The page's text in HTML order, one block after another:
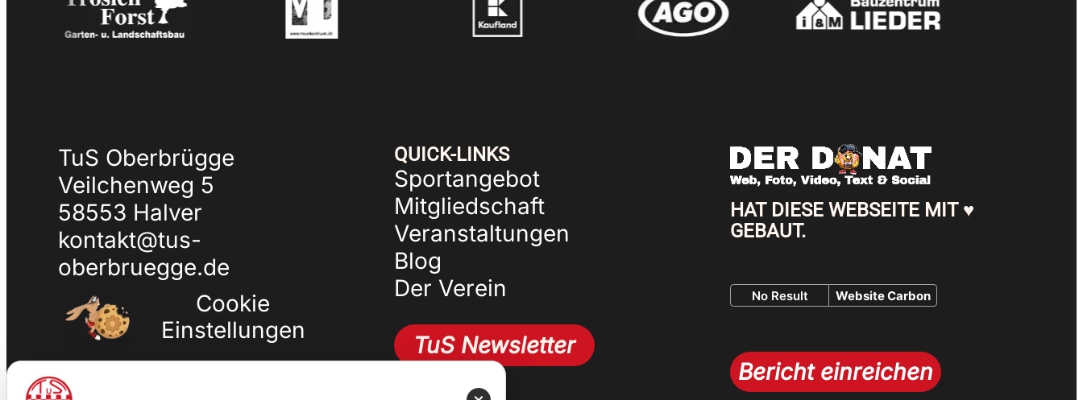
TuS Oberbrügge
Veilchenweg 5
58553 Halver
kontakt@tus-
oberbruegge.de
Cookie
Einstellungen
QUICK-LINKS
Sportangebot
Mitgliedschaft
Veranstaltungen
Blog
Der Verein
TuS Newsletter
HAT DIESE WEBSEITE MIT ♥
GEBAUT.
No Result Website Carbon
Bericht einreichen